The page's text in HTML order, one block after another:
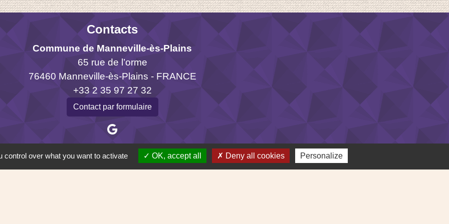
Contacts
Commune de Manneville-ès-Plains
65 rue de l’orme
76460 Manneville-ès-Plains - FRANCE
+33 2 35 97 27 32
Contact par formulaire
over what you want to activate OK, accept all Deny all cookies Personalize